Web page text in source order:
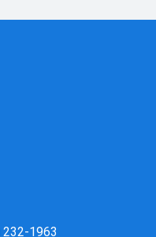
232-1963